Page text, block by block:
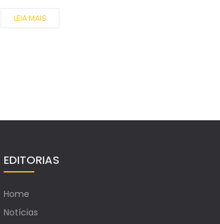
LEIA MAIS
EDITORIAS
Home
Notícias